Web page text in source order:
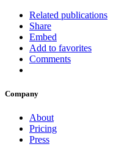
Related publications
Share
Embed
Add to favorites
Comments
Company
About
Pricing
Press